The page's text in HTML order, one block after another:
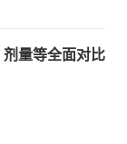
量等全面对比